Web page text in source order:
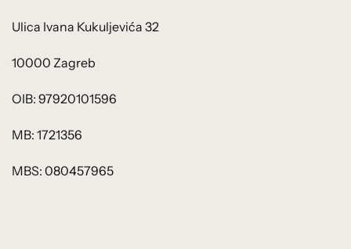
Ulica Ivana Kukuljevića 32
10000 Zagreb
OIB: 97920101596
MB: 1721356
MBS: 080457965